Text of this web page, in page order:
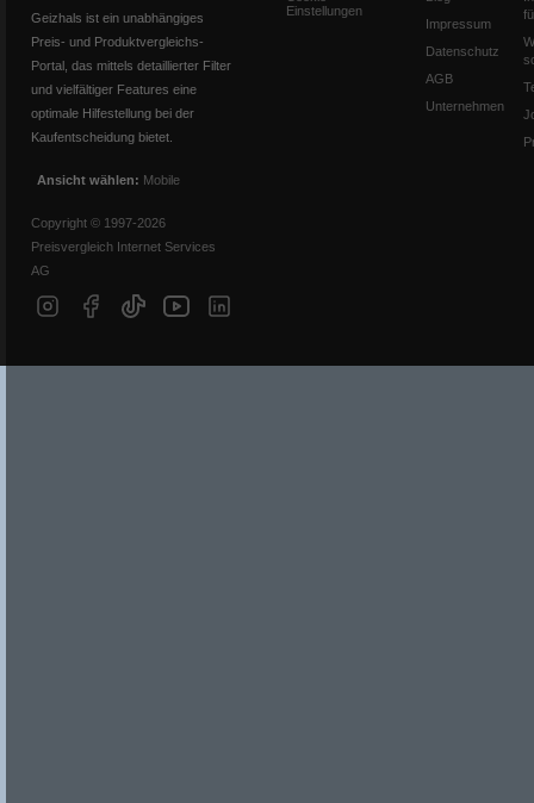
Geizhals ist ein unabhängiges
Preis- und Produktvergleichs-
Portal, das mittels detaillierter Filter
und vielfältiger Features eine
optimale Hilfestellung bei der
Kaufentscheidung bietet.
Ansicht wählen: Mobile
Copyright © 1997-2026
Preisvergleich Internet Services
AG
Einstellungen
Impressum
Datenschutz
AGB
Unternehmen